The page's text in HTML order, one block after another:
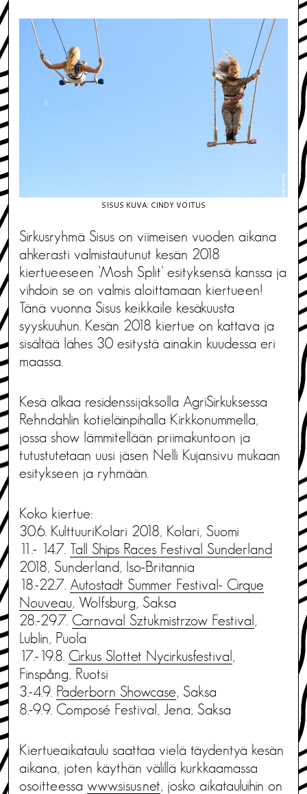
SISUS KUVA: CINDY VOITUS
Sirkusryhmä Sisus on viimeisen vuoden aikana
ahkerasti valmistautunut kesän 2018
kiertueeseen ’Mosh Split’ esityksensä kanssa ja
vihdoin se on valmis aloittamaan kiertueen!
Tänä vuonna Sisus keikkaile kesäkuusta
syyskuuhun. Kesän 2018 kiertue on kattava ja
sisältää lähes 30 esitystä ainakin kuudessa eri
maassa.
Kesä alkaa residenssijaksolla AgriSirkuksessa
Rehndahlin kotieläinpihalla Kirkkonummella,
jossa show lämmitellään priimakuntoon ja
tutustutetaan uusi jäsen Nelli Kujansivu mukaan
esitykseen ja ryhmään.
Koko kiertue:
30.6. KulttuuriKolari 2018, Kolari, Suomi
11.- 14.7. Tall Ships Races Festival Sunderland
2018, Sunderland, Iso-Britannia
18.-22.7. Autostadt Summer Festival- Cirque
Nouveau, Wolfsburg, Saksa
28.-29.7. Carnaval Sztukmistrzow Festival ,
Lublin, Puola
17.-19.8. Cirkus Slottet Nycirkusfestival ,
Finspång, Ruotsi
3.-4.9. Paderborn Showcase, Saksa
8.-9.9. Composé Festival, Jena, Saksa
Kiertueaikataulu saattaa vielä täydentyä kesän
aikana, joten käythän välillä kurkkaamassa
osoitteessa www.sisus.net, josko aikatauluihin on